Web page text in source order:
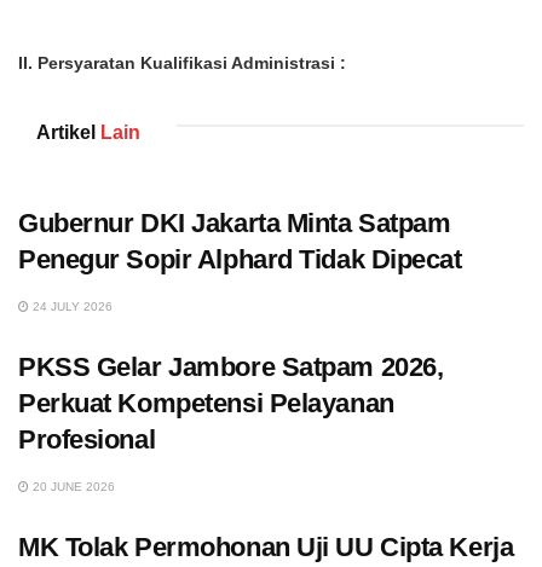
II. Persyaratan Kualifikasi Administrasi :
Artikel Lain
Gubernur DKI Jakarta Minta Satpam
Penegur Sopir Alphard Tidak Dipecat
24 JULY 2026
PKSS Gelar Jambore Satpam 2026,
Perkuat Kompetensi Pelayanan
Profesional
20 JUNE 2026
MK Tolak Permohonan Uji UU Cipta Kerja